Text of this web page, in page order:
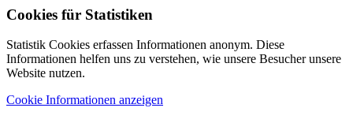
Cookies für Statistiken
Statistik Cookies erfassen Informationen anonym. Diese
Informationen helfen uns zu verstehen, wie unsere Besucher unsere
Website nutzen.
Cookie Informationen anzeigen